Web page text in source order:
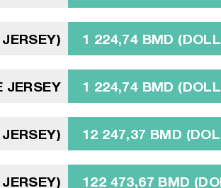
1 224,74 BMD
JERSEY 1 224,74 BMD
12 247,37 BMD
122 473,67 BMD